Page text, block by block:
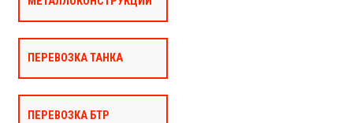
ПЕРЕВОЗКА ТАНКА
ПЕРЕВОЗКА БТР